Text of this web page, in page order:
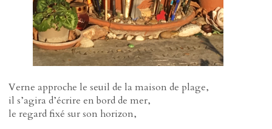
Verne approche le seuil de la maison de plage,
il s’agira d’écrire en bord de mer,
le regard fixé sur son horizon,